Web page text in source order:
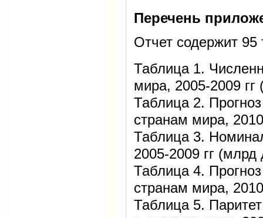
Перечень
Отчет содержит 95
Таблица 1.
мира, 2005-2009
Таблица 2.
странам мира,
Таблица 3.
2005-2009 гг
Таблица 4.
странам мира,
Таблица 5.